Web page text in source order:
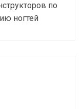
по
ногтей